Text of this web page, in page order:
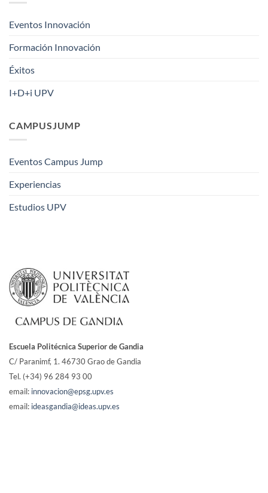
Eventos Innovación
Formación Innovación
Éxitos
I+D+i UPV
CAMPUSJUMP
Eventos Campus Jump
Experiencias
Estudios UPV
Escuela Politécnica Superior de Gandia
C/ Paranimf, 1. 46730 Grao de Gandia
Tel. (+34) 96 284 93 00
email: innovacion@epsg.upv.es
email: ideasgandia@ideas.upv.es